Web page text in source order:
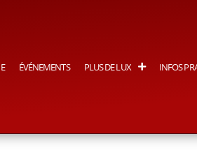
ÉVÉNEMENTS PLUS DE LUX INFOS